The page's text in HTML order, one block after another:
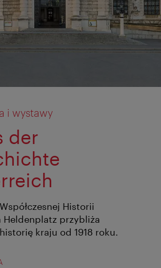
i wystawy
der
Historii
Heldenplatz przybliża
kraju od 1918 roku.